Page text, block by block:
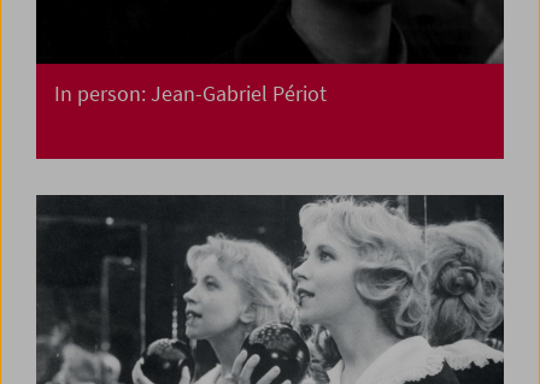
In person: Jean-Gabriel Périot